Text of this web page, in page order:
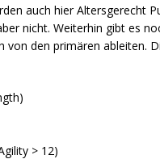
auch hier Altersgerecht
nicht. Weiterhin gibt es
von den primären ableiten.
> 12)